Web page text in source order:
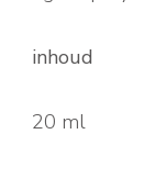
inhoud
20 ml